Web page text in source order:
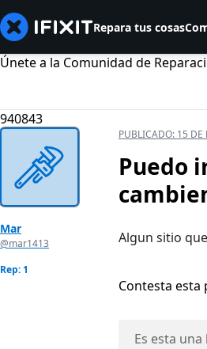
Repara tus cosas
Únete a la Comunidad de
940843
Mar
@mar1413
Rep: 1
PUBLICADO: 15 DE
Puedo
Algun sitio
Contesta esta
Es esta